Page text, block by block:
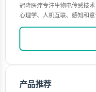
冠隆医疗专注生物电传感技
心理学、人机互联、感知和
产品推荐